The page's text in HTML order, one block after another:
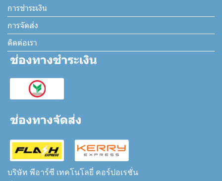
การชำระเงิน
การจัดส่ง
ติดต่อเรา
บริษัท พีอาร์ซี เทคโนโลยี่ คอร์ปอเรชั่น